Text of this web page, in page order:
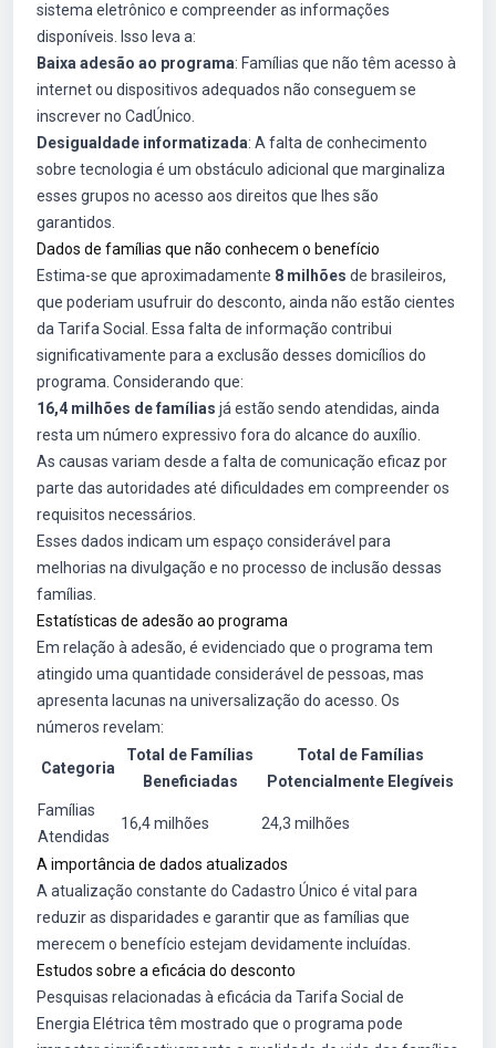
sistema eletrônico e compreender as informações
disponíveis. Isso leva a:
Baixa adesão ao programa: Famílias que não têm acesso à
internet ou dispositivos adequados não conseguem se
inscrever no CadÚnico.
Desigualdade informatizada: A falta de conhecimento
sobre tecnologia é um obstáculo adicional que marginaliza
esses grupos no acesso aos direitos que lhes são
garantidos.
Dados de famílias que não conhecem o benefício
Estima-se que aproximadamente 8 milhões de brasileiros,
que poderiam usufruir do desconto, ainda não estão cientes
da Tarifa Social. Essa falta de informação contribui
significativamente para a exclusão desses domicílios do
programa. Considerando que:
16,4 milhões de famílias já estão sendo atendidas, ainda
resta um número expressivo fora do alcance do auxílio.
As causas variam desde a falta de comunicação eficaz por
parte das autoridades até dificuldades em compreender os
requisitos necessários.
Esses dados indicam um espaço considerável para
melhorias na divulgação e no processo de inclusão dessas
famílias.
Estatísticas de adesão ao programa
Em relação à adesão, é evidenciado que o programa tem
atingido uma quantidade considerável de pessoas, mas
apresenta lacunas na universalização do acesso. Os
números revelam:
Categoria
Total de Famílias
Beneficiadas
Total de Famílias
Potencialmente Elegíveis
Famílias
Atendidas
16,4 milhões 24,3 milhões
A importância de dados atualizados
A atualização constante do Cadastro Único é vital para
reduzir as disparidades e garantir que as famílias que
merecem o benefício estejam devidamente incluídas.
Estudos sobre a eficácia do desconto
Pesquisas relacionadas à eficácia da Tarifa Social de
Energia Elétrica têm mostrado que o programa pode